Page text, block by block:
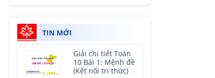
TIN MỚI
Giải chi tiết Toán
10 Bài 1: Mệnh đề
(Kết nối tri thức)